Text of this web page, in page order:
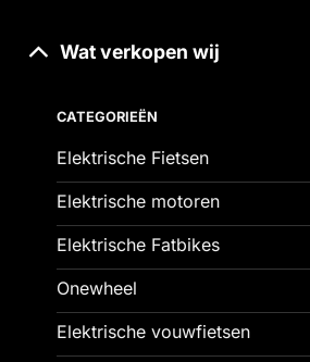
Wat verkopen wij
CATEGORIEËN
Elektrische Fietsen
Elektrische motoren
Elektrische Fatbikes
Onewheel
Elektrische vouwfietsen